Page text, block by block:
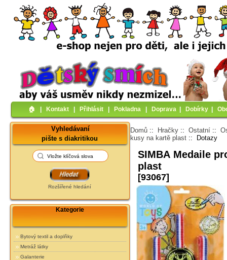
🏠︎ Kontakt Přihlásit Pokladna Doprava Dobírky
Vyhledávaní
pište s diakritikou
Rozšířené hledání
Kategorie
Bytový textil a doplňky
Metráž látky
Galanterie
Domů :: Hračky ::Ostatní ::
kusy na kartě plast :: Dotazy
SIMBA Medaile
plast
[93067]